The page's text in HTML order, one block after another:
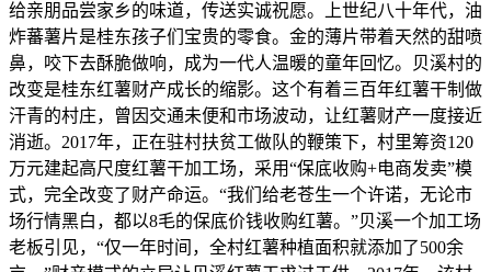
给亲朋品尝家乡的味道，传送实诚祝愿。上世纪八十年代，油
炸蕃薯片是桂东孩子们宝贵的零食。金的薄片带着天然的甜喷
鼻，咬下去酥脆做响，成为一代人温暖的童年回忆。贝溪村的
改变是桂东红薯财产成长的缩影。这个有着三百年红薯干制做
汗青的村庄，曾因交通未便和市场波动，让红薯财产一度接近
消逝。2017年，正在驻村扶贫工做队的鞭策下，村里筹资120
万元建起高尺度红薯干加工场，采用“保底收购+电商发卖”模
式，完全改变了财产命运。“我们给老苍生一个许诺，无论市
场行情黑白，都以8毛的保底价钱收购红薯。”贝溪一个加工场
老板引见，“仅一年时间，全村红薯种植面积就添加了500余